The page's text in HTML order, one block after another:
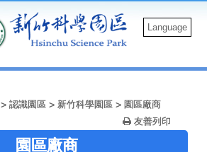
Language
>認識園區 >新竹科學園區 > 園區廠商
友善列印
園區廠商